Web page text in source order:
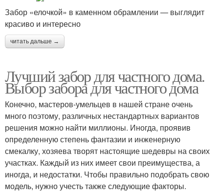
Забор «елочкой» в каменном обрамлении — выглядит
красиво и интересно
читать дальше →
Лучший забор для частного дома.
Выбор забора для частного дома
Конечно, мастеров-умельцев в нашей стране очень
много поэтому, различных нестандартных вариантов
решения можно найти миллионы. Иногда, проявив
определенную степень фантазии и инженерную
смекалку, хозяева творят настоящие шедевры на своих
участках. Каждый из них имеет свои преимущества, а
иногда, и недостатки. Чтобы правильно подобрать свою
модель, нужно учесть также следующие факторы.